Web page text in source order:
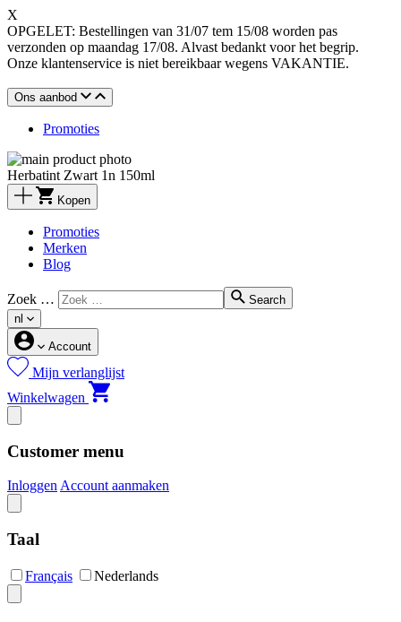
X
OPGELET: Bestellingen van 31/07 tem 15/08 worden pas
verzonden op maandag 17/08. Alvast bedankt voor het begrip.
Onze klantenservice is niet bereikbaar wegens VAKANTIE.
Ons aanbod
Promoties
Herbatint Zwart 1n 150ml
Kopen
Promoties
Merken
Blog
Zoek …
Search
nl
Account
Mijn verlanglijst
Winkelwagen
Customer menu
InloggenAccount aanmaken
Taal
Français Nederlands